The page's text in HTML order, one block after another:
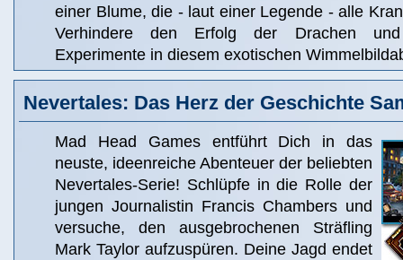
einer Blume, die - laut einer Legende - alle
Verhindere den Erfolg der Drachen
Experimente in diesem exotischen
Nevertales: Das Herz der Geschichte
Mad Head Games entführt Dich in das
neuste, ideenreiche Abenteuer der beliebten
Nevertales-Serie! Schlüpfe in die Rolle der
jungen Journalistin Francis Chambers und
versuche, den ausgebrochenen Sträfling
Mark Taylor aufzuspüren. Deine Jagd endet